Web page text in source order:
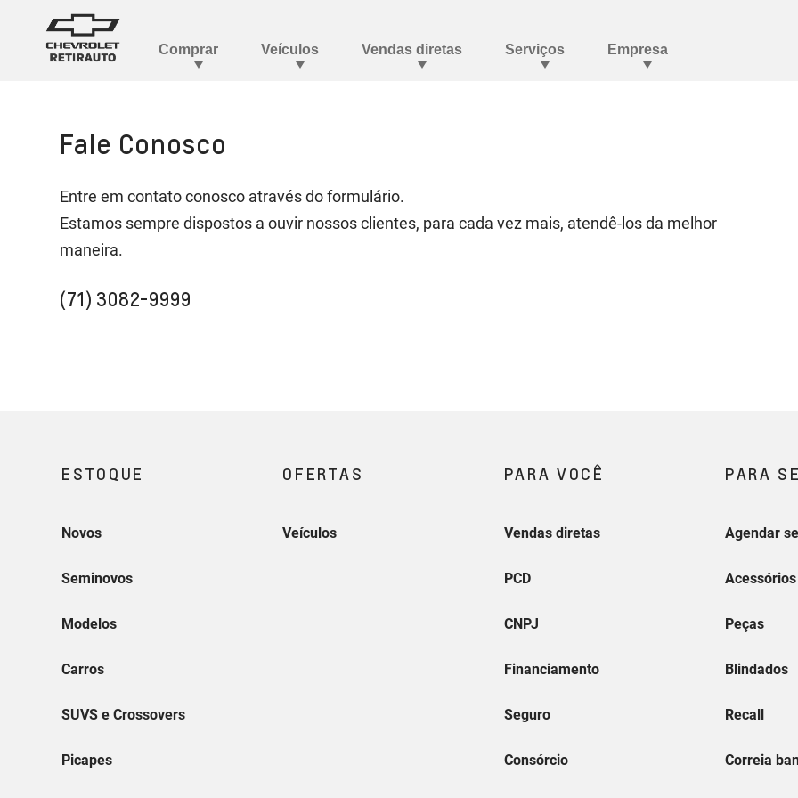
Fale Conosco
Entre em contato conosco através do formulário.
Estamos sempre dispostos a ouvir nossos clientes, para cada vez mais, atendê-los da melhor
maneira.
(71) 3082-9999​